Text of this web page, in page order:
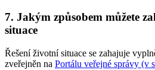
7. Jakým způsobem můžete
situace
Řešení životní situace se zahajuje
zveřejněn na Portálu veřejné správy (v